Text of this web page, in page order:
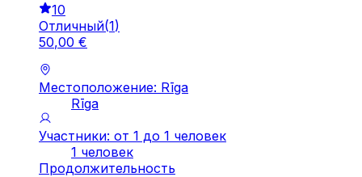
10
Отличный(1)
50,00 €
Местоположение: Rīga
Rīga
Участники: от 1 до 1 человек
1 человек
Продолжительность